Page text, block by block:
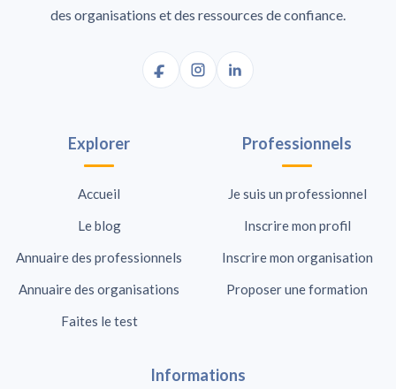
des organisations et des ressources de confiance.
Explorer
Accueil
Le blog
Annuaire des professionnels
Annuaire des organisations
Faites le test
Professionnels
Je suis un professionnel
Inscrire mon profil
Inscrire mon organisation
Proposer une formation
Informations